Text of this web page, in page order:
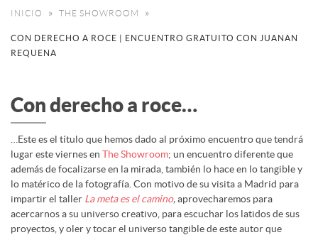
INICIO THE SHOWROOM
CON DERECHO A ROCE | ENCUENTRO GRATUITO CON JUANAN
REQUENA
Con derecho a roce…
…Este es el título que hemos dado al próximo encuentro que tendrá
lugar este viernes en The Showroom; un encuentro diferente que
además de focalizarse en la mirada, también lo hace en lo tangible y
lo matérico de la fotografía. Con motivo de su visita a Madrid para
impartir el taller La meta es el camino,aprovecharemos para
acercarnos a su universo creativo, para escuchar los latidos de sus
proyectos, y oler y tocar el universo tangible de este autor que